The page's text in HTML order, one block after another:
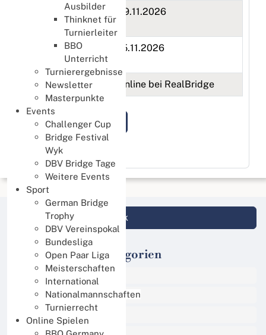
Ausbilder
Thinknet für
Turnierleiter
BBO
Unterricht
Turnierergebnisse
Newsletter
Masterpunkte
Events
Challenger Cup
Bridge Festival
Wyk
DBV Bridge Tage
Weitere Events
Sport
German Bridge
Trophy
DBV Vereinspokal
Bundesliga
Open Paar Liga
Meisterschaften
International
Nationalmannschaften
Turnierrecht
Online Spielen
Beginn der
Veranstaltung
09.11.2026
Ende der
Veranstaltung
15.11.2026
Veranstaltungsort Online bei RealBridge
Termin speichern
Zurück
Login DBV Datenbank
Veranstaltungs-Kategorien
Alle Termine
Sport
Events